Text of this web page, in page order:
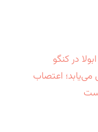
در کنگو
اعتصاب